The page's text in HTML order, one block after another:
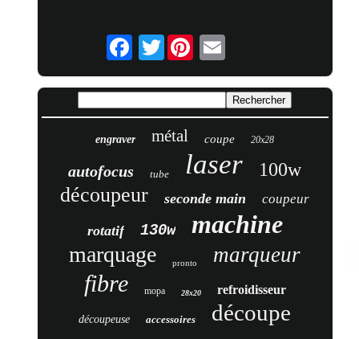
Twitter
engraver métal coupe 20x28
autofocus tube laser 100w
découpeur seconde main coupeur
rotatif 130w machine
marquage pronto marqueur
fibre mopa 28x20 refroidisseur
découpeuse accessoires découpe